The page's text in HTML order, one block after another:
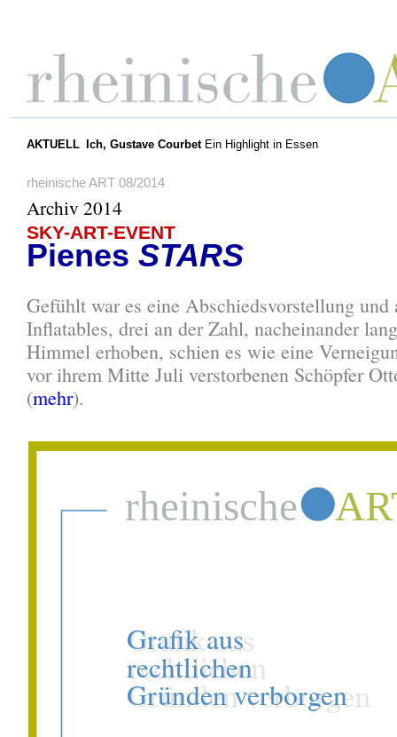
AKTUELL Ich, Gustave CourbetEin Highlight in Essen
rheinische ART 08/2014
Archiv 2014
SKY-ART-EVENT
Pienes STARS
Gefühlt war es eine Abschiedsvorstellung und
Inflatables, drei an der Zahl, nacheinander
Himmel erhoben, schien es wie eine
vor ihrem Mitte Juli verstorbenen Schöpfer
(mehr).